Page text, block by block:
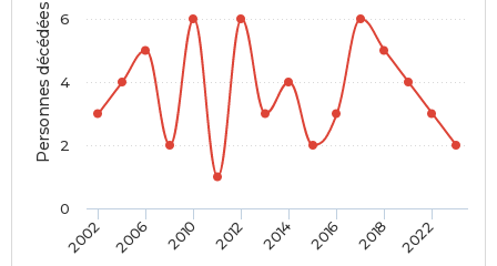
Personnes décédées
2002 2006 2010 2012 2014 2016 2018 2022
0
2
4
6